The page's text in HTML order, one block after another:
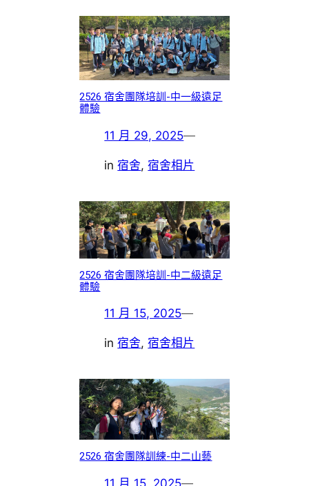
2526 宿舍團隊培訓-中一級遠足
體驗
11 月 29, 2025—
in宿舍, 宿舍相片
2526 宿舍團隊培訓-中二級遠足
體驗
11 月 15, 2025—
in宿舍, 宿舍相片
2526 宿舍團隊訓練-中二山藝